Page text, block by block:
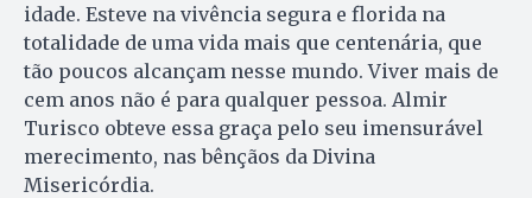
idade. Esteve na vivência segura e florida na
totalidade de uma vida mais que centenária, que
tão poucos alcançam nesse mundo. Viver mais de
cem anos não é para qualquer pessoa. Almir
Turisco obteve essa graça pelo seu imensurável
merecimento, nas bênçãos da Divina
Misericórdia.